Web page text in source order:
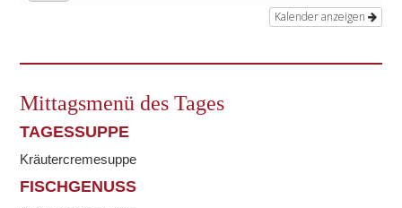
Kalender anzeigen
Mittagsmenü des Tages
TAGESSUPPE
Kräutercremesuppe
FISCHGENUSS